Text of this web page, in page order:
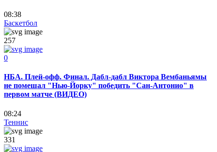
08:38
Баскетбол
257
0
НБА. Плей-офф. Финал. Дабл-дабл Виктора Вембаньямы
не помешал "Нью-Йорку" победить "Сан-Антонио" в
первом матче (ВИДЕО)
08:24
Теннис
331